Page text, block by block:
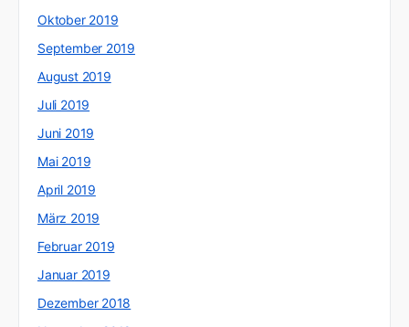
Oktober 2019
September 2019
August 2019
Juli 2019
Juni 2019
Mai 2019
April 2019
März 2019
Februar 2019
Januar 2019
Dezember 2018